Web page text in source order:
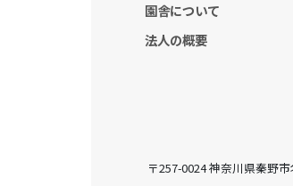
園舎について
法人の概要
〒257-0024 神奈川県秦野